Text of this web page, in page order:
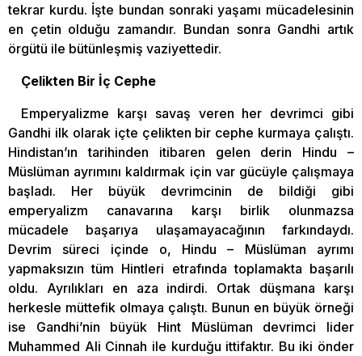
tekrar kurdu. İşte bundan sonraki yaşamı mücadelesinin
en çetin olduğu zamandır. Bundan sonra Gandhi artık
örgütü ile bütünleşmiş vaziyettedir.
Çelikten Bir İç Cephe
Emperyalizme karşı savaş veren her devrimci gibi
Gandhi ilk olarak içte çelikten bir cephe kurmaya çalıştı.
Hindistan’ın tarihinden itibaren gelen derin Hindu –
Müslüman ayrımını kaldırmak için var gücüyle çalışmaya
başladı. Her büyük devrimcinin de bildiği gibi
emperyalizm canavarına karşı birlik olunmazsa
mücadele başarıya ulaşamayacağının farkındaydı.
Devrim süreci içinde o, Hindu – Müslüman ayrımı
yapmaksızın tüm Hintleri etrafında toplamakta başarılı
oldu. Ayrılıkları en aza indirdi. Ortak düşmana karşı
herkesle müttefik olmaya çalıştı. Bunun en büyük örneği
ise Gandhi’nin büyük Hint Müslüman devrimci lider
Muhammed Ali Cinnah ile kurduğu ittifaktır. Bu iki önder